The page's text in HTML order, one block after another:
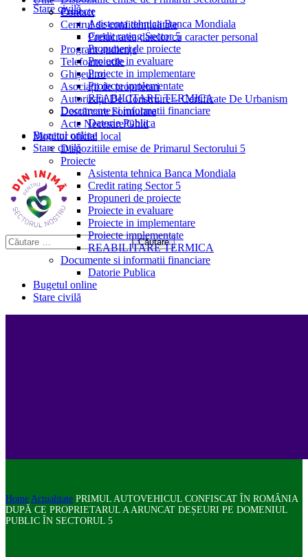
Stare civilă
Proiecte
Asistenta tehnica Banca Mondiala
Credit rating Sector 5
Propuneri de proiecte
Proiecte in evaluare
Proiecte in implementare
Proiecte implementate
REABILITARE TERMICA
Documente si informatii financiare
Datorie Publica
Bugetul online
Stare civilă
Contact
Centrul de confidențialitate
Prelucrarea datelor cu caracter personal
Program audiențe
Telefoane utile
Ghișeul.ro
Asociații de proprietari
Autorizații De Construire – Certificate De Urbanism
Descărcare Formulare
Acte Necesare/Ghid
Monitor oficial local
Dispozitiile emise de Primarul Sectorului 5
Proiecte
Asistenta tehnica Banca Mondiala
Credit rating Sector 5
Propuneri de proiecte
Proiecte in evaluare
Proiecte in implementare
Proiecte implementate
REABILITARE TERMICA
Documente si informatii financiare
Datorie Publica
Bugetul online
Stare civilă
Home Actualitate PRIMUL AUTOVEHICUL CONFISCAT ÎN ROMÂNIA
DUPĂ CE PROPRIETARUL A ARUNCAT DEȘEURI PE DOMENIUL
PUBLIC ÎN SECTORUL 5